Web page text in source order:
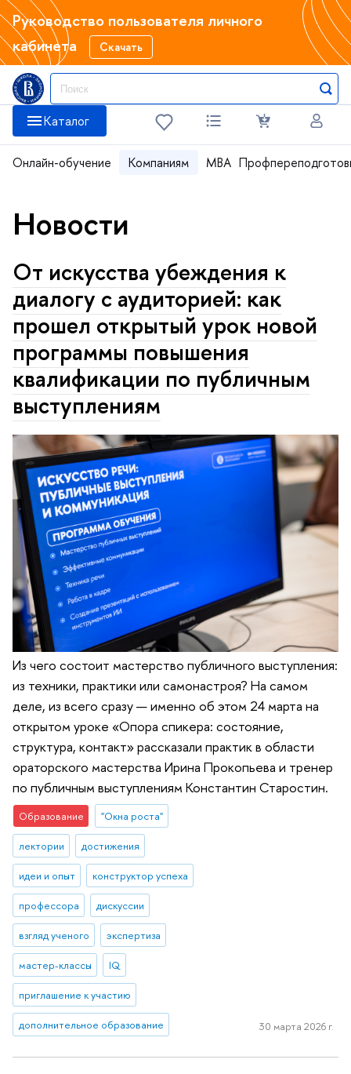
Руководство пользователя личного
кабинета
Скачать
Каталог
Онлайн-обучение Компаниям MBA
Новости
От искусства убеждения к
диалогу с аудиторией: как
прошел открытый урок новой
программы повышения
квалификации по публичным
выступлениям
Из чего состоит мастерство публичного выступления:
из техники, практики или самонастроя? На самом
деле, из всего сразу — именно об этом 24 марта на
открытом уроке «Опора спикера: состояние,
структура, контакт» рассказали практик в области
ораторского мастерства Ирина Прокопьева и тренер
по публичным выступлениям Константин Старостин.
Образование "Окна роста"
лектории достижения
идеи и опыт конструктор успеха
профессора дискуссии
взгляд ученого экспертиза
мастер-классы IQ
приглашение к участию
дополнительное образование 30 марта 2026 г.